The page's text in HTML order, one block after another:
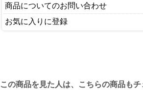
商品についてのお問い合わせ
お気に入りに登録
この商品を見た人は、こちらの商品もチ